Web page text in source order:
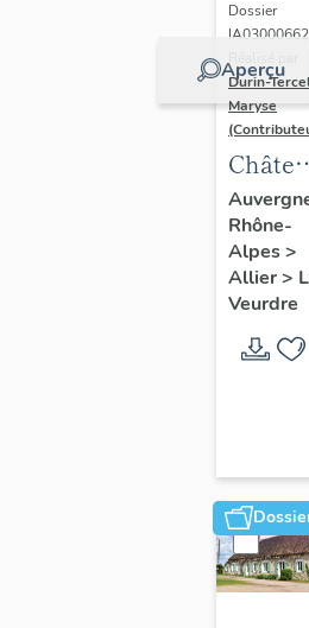
Aperçu
Dossier
Durin-
Maryse
de la
Charnée
: non
étudié
lors de
Rhône-
Alpes>
Allier>
Veurdre